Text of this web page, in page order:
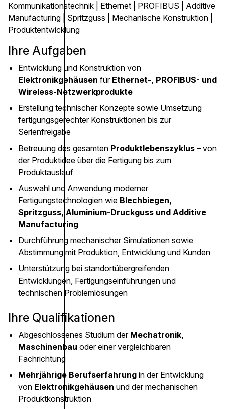
Kommunikationstechnik | Ethernet | PROFIBUS | Additive
Manufacturing | Spritzguss | Mechanische Konstruktion |
Produktentwicklung
Ihre Aufgaben
Entwicklung und Konstruktion von
Elektronikgehäusen für Ethernet-, PROFIBUS- und
Wireless-Netzwerkprodukte
Erstellung technischer Konzepte sowie Umsetzung
fertigungsgerechter Konstruktionen bis zur
Serienfreigabe
Betreuung des gesamten Produktlebenszyklus – von
der Produktidee über die Fertigung bis zum
Produktauslauf
Auswahl und Anwendung moderner
Fertigungstechnologien wie Blechbiegen,
Spritzguss, Aluminium-Druckguss und Additive
Manufacturing
Durchführung mechanischer Simulationen sowie
Abstimmung mit Produktion, Entwicklung und Kunden
Unterstützung bei standortübergreifenden
Entwicklungen, Fertigungseinführungen und
technischen Problemlösungen
Ihre Qualifikationen
Abgeschlossenes Studium der Mechatronik,
Maschinenbau oder einer vergleichbaren
Fachrichtung
Mehrjährige Berufserfahrung in der Entwicklung
von Elektronikgehäusen und der mechanischen
Produktkonstruktion